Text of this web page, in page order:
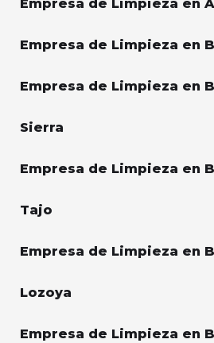
Empresa de Limpieza en
Empresa de Limpieza en
Empresa de Limpieza en
Sierra
Empresa de Limpieza en
Tajo
Empresa de Limpieza en
Lozoya
Empresa de Limpieza en